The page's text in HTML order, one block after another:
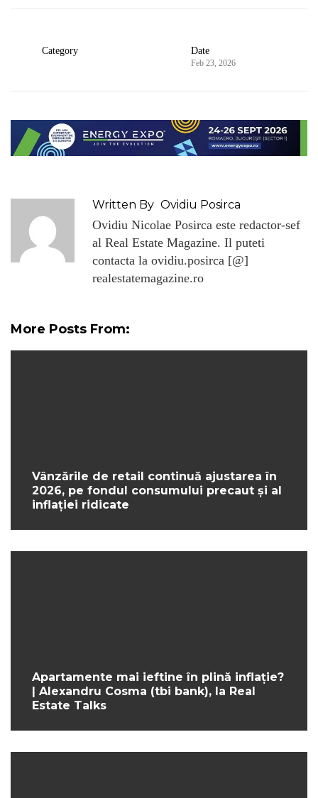
Category Date
Feb 23, 2026
Written By Ovidiu Posirca
Ovidiu Nicolae Posirca este redactor-sef
al Real Estate Magazine. Il puteti
contacta la ovidiu.posirca [@]
realestatemagazine.ro
More Posts From:
Vânzările de retail continuă ajustarea în
2026, pe fondul consumului precaut și al
inflației ridicate
Apartamente mai ieftine în plină inflație?
| Alexandru Cosma (tbi bank), la Real
Estate Talks